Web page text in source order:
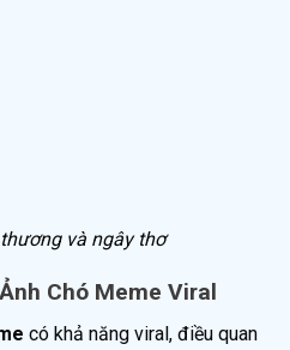
và ngây thơ
Chó Meme Viral
có khả năng viral, điều quan